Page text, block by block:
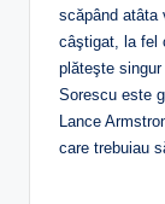
scăpând atâta
câştigat, la fel
plăteşte
Sorescu este
Lance
care trebuiau